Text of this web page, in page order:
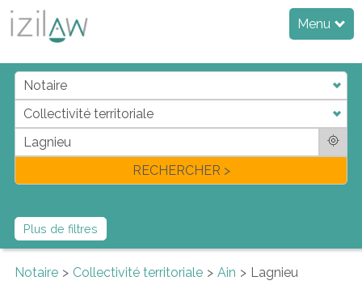
Menu
jdadi
fl
RECHERCHER >
Plus de filtres
Notaire Collectivité territoriale Ain Lagnieu